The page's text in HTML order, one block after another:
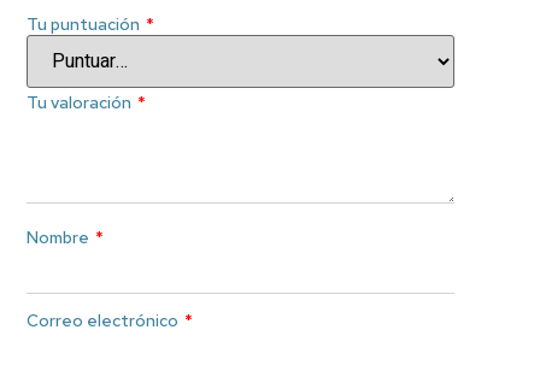
Tu puntuación *
Tu valoración *
Nombre *
Correo electrónico *